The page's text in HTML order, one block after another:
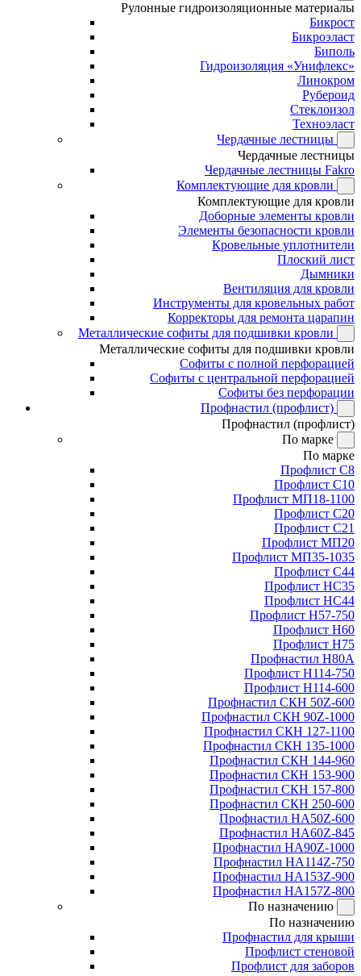
Рулонные гидроизоляционные материалы
Бикрост
Бикроэласт
Биполь
Гидроизоляция «Унифлекс»
Линокром
Рубероид
Стеклоизол
Техноэласт
Чердачные лестницы
Чердачные лестницы
Чердачные лестницы Fakro
Комплектующие для кровли
Комплектующие для кровли
Доборные элементы кровли
Элементы безопасности кровли
Кровельные уплотнители
Плоский лист
Дымники
Вентиляция для кровли
Инструменты для кровельных работ
Корректоры для ремонта царапин
Металлические софиты для подшивки кровли
Металлические софиты для подшивки кровли
Софиты с полной перфорацией
Софиты с центральной перфорацией
Софиты без перфорации
Профнастил (профлист)
Профнастил (профлист)
По марке
По марке
Профлист С8
Профлист С10
Профлист МП18-1100
Профлист С20
Профлист С21
Профлист МП20
Профлист МП35-1035
Профлист С44
Профлист НС35
Профлист НС44
Профлист Н57-750
Профлист Н60
Профлист Н75
Профнастил Н80А
Профлист Н114-750
Профлист Н114-600
Профнастил СКН 50Z-600
Профнастил СКН 90Z-1000
Профнастил СКН 127-1100
Профнастил СКН 135-1000
Профнастил СКН 144-960
Профнастил СКН 153-900
Профнастил СКН 157-800
Профнастил СКН 250-600
Профнастил НА50Z-600
Профнастил НА60Z-845
Профнастил НА90Z-1000
Профнастил НА114Z-750
Профнастил НА153Z-900
Профнастил НА157Z-800
По назначению
По назначению
Профнастил для крыши
Профлист стеновой
Профлист для заборов